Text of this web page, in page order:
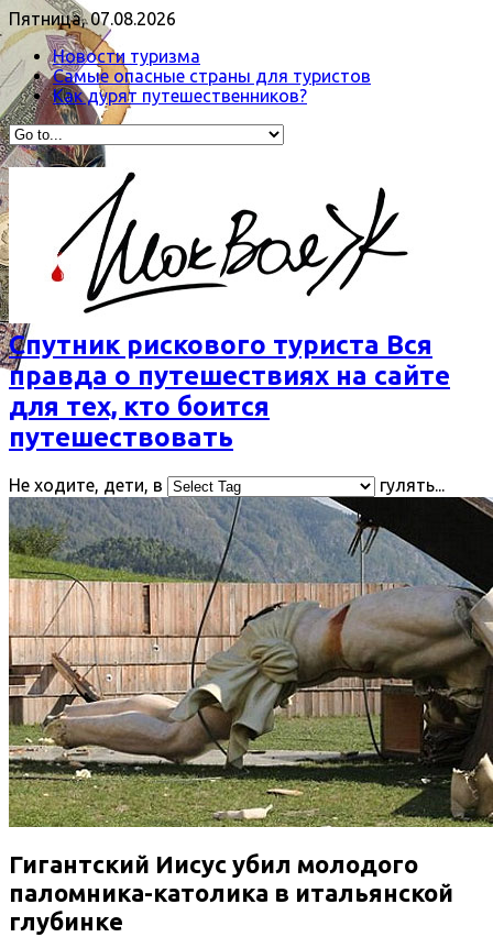
Пятница, 07.08.2026
Новости туризма
Самые опасные страны для туристов
Как дурят путешественников?
Спутник рискового туриста Вся
правда о путешествиях на сайте
для тех, кто боится
путешествовать
Не ходите, дети, в гулять...
Гигантский Иисус убил молодого
паломника-католика в итальянской
глубинке